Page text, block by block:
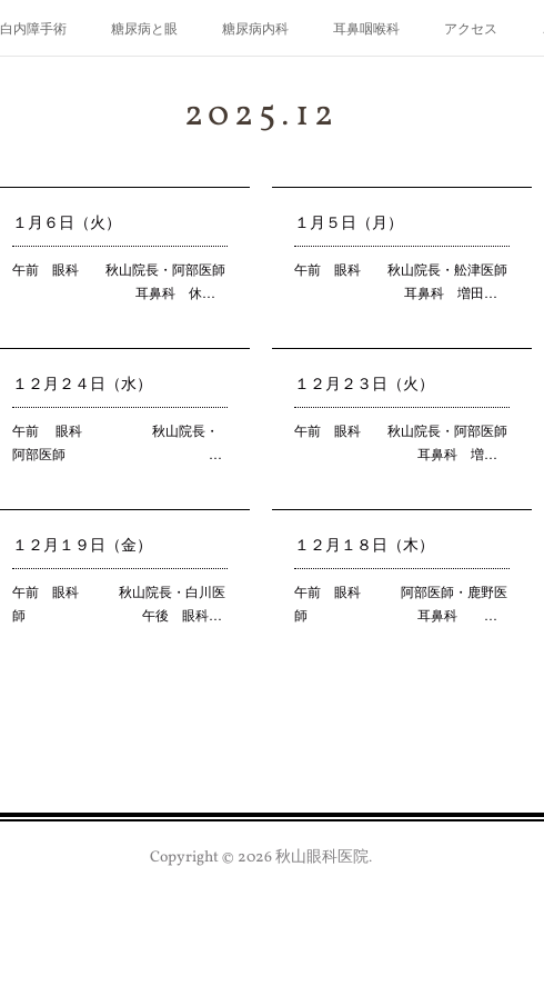
白内障手術 糖尿病と眼 糖尿病内科 耳鼻咽喉科 アクセス
2025. 12
１月６日（火）
午前 眼科 秋山院長・阿部医師
耳鼻科 休…
１月５日（月）
午前 眼科 秋山院長・舩津医師
耳鼻科 増田…
１２月２４日（水）
午前 眼科 秋山院長・
阿部医師 …
１２月２３日（火）
午前 眼科 秋山院長・阿部医師
耳鼻科 増…
１２月１９日（金）
午前 眼科 秋山院長・白川医
師 午後 眼科…
１２月１８日（木）
午前 眼科 阿部医師・鹿野医
師 耳鼻科 …
Copyright © 2026秋山眼科医院.